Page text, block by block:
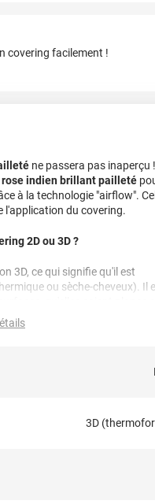
covering facilement !
ne passera pas inaperçu !
rose indien brillant pailleté
à la technologie "airflow".
l'application du covering.
2D ou 3D ?
3D, ce qui signifie qu'il est
ou sèche-cheveux). Il
par exemple. En cas de doute,
3D